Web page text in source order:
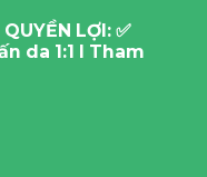
LỢI: ✅
da 1:1 I Tham